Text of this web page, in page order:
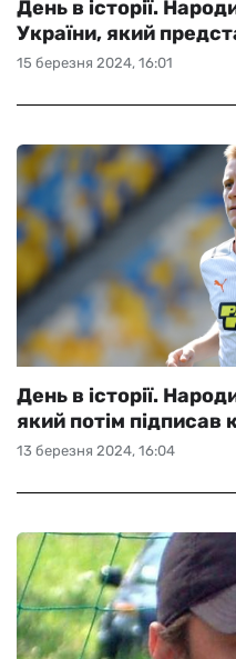
15 березня 2024, 16:01
День в історії.
України, який
13 березня 2024, 16:04
День в історії.
який потім